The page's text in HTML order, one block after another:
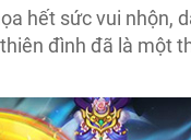
hết sức vui nhộn,
đình đã là một